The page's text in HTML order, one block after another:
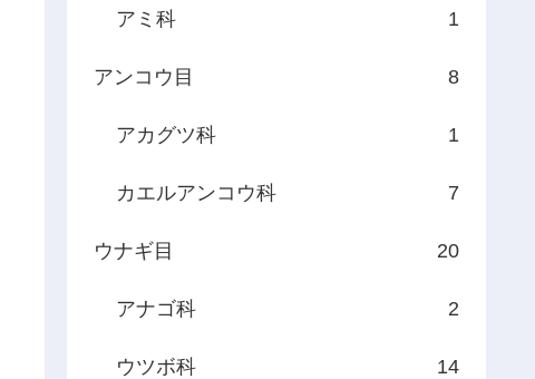
アミ科 1
アンコウ目 8
アカグツ科 1
カエルアンコウ科 7
ウナギ目 20
アナゴ科 2
ウツボ科 14